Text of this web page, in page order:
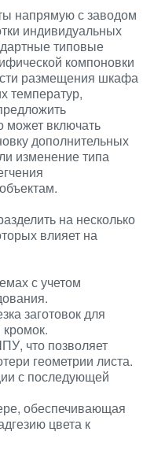
напрямую с заводом
индивидуальных
типовые
компоновки
размещения шкафа
температур,
может включать
дополнительных
изменение типа
на несколько
влияет на
с учетом
заготовок для
что позволяет
геометрии листа.
с последующей
обеспечивающая
цвета к